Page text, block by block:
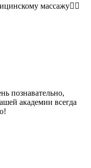
массажу🧑‍⚕️
познавательно,
академии всегда